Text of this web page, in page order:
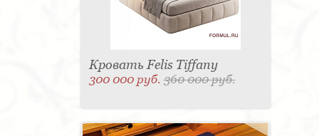
Кровать Felis Tiffany
300 000 руб.360 000 руб.